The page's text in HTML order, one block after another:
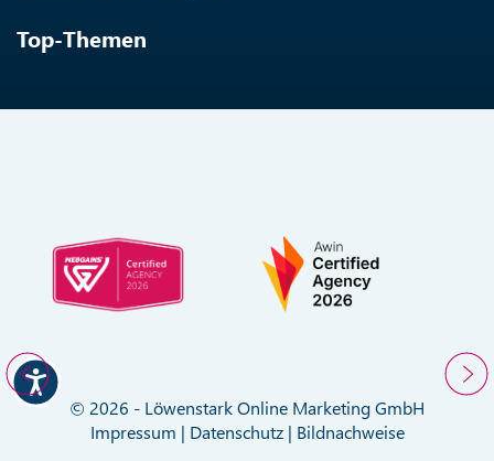
Top-Themen
© 2026 - Löwenstark Online Marketing GmbH
Impressum | Datenschutz| Bildnachweise